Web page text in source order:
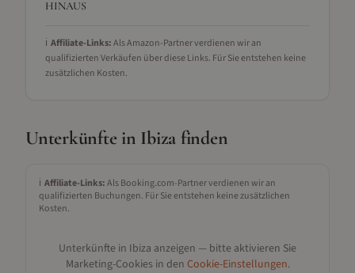
HINAUS
ℹ️ Affiliate-Links:Als Amazon-Partner verdienen wir an
qualifizierten Verkäufen über diese Links. Für Sie entstehen keine
zusätzlichen Kosten.
Unterkünfte in Ibiza finden
ℹ️ Affiliate-Links:Als Booking.com-Partner verdienen wir an
qualifizierten Buchungen. Für Sie entstehen keine zusätzlichen
Kosten.
Unterkünfte in Ibiza anzeigen — bitte aktivieren Sie
Marketing-Cookies in den Cookie-Einstellungen.